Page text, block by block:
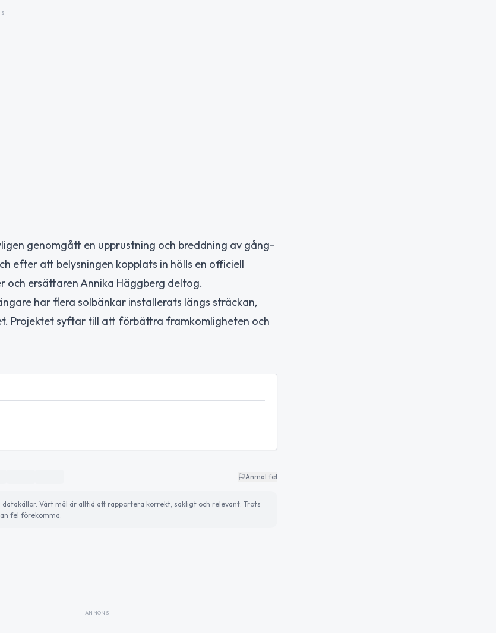
genomgått en upprustning och breddning av gång-
efter att belysningen kopplats in hölls en officiell
och ersättaren Annika Häggberg deltog.
har flera solbänkar installerats längs sträckan,
Projektet syftar till att förbättra framkomligheten och
Anmäl fel
Vårt mål är alltid att rapportera korrekt, sakligt och relevant. Trots
fel förekomma.
ANNONS